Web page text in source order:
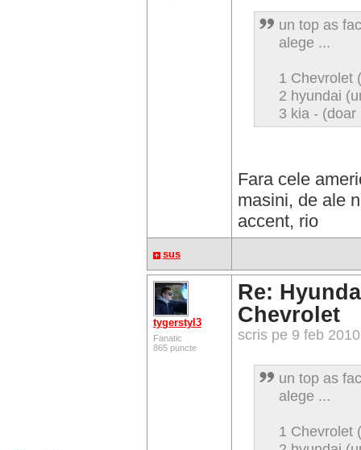
un top as
alege ...
1 Chevrolet
2 hyundai
3 kia - (doar
Fara cele
masini, de ale
accent, rio
sus
tygerstyl3
Fanatic
865 puncte
Re:
Chevrolet
scris pe 9 feb
un top as
alege ...
1 Chevrolet